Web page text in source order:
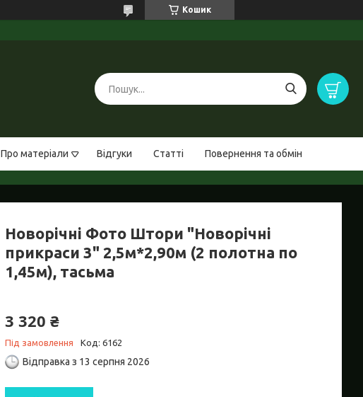
Кошик
Про матеріали Відгуки Статті Повернення та обмін
Новорічні Фото Штори "Новорічні
прикраси 3" 2,5м*2,90м (2 полотна по
1,45м), тасьма
3 320 ₴
Під замовлення Код: 6162
Відправка з 13 серпня 2026